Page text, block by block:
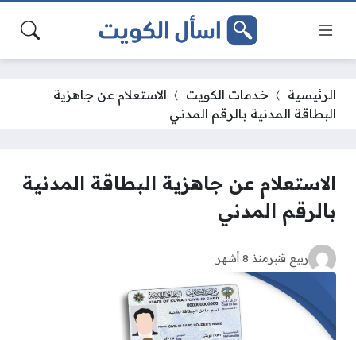
الرئيسية خدمات الكويت
الاستعلام عن جاهزية
البطاقة المدنية بالرقم المدني
الاستعلام عن جاهزية البطاقة المدنية
بالرقم المدني
ربيع قنبرمنذ 8 أشهر